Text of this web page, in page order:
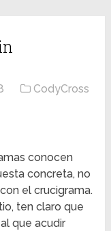
CodyCross
conocen
concreta, no
el crucigrama.
ten claro que
que acudir